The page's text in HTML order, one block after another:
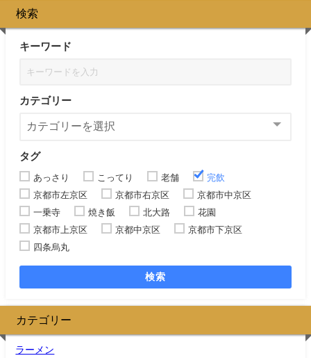
検索
キーワード
カテゴリー
タグ
あっさり こってり 老舗
完飲
京都市左京区
京都市右京区
京都市中京区
一乗寺
焼き飯 北大路
花園
京都市上京区
京都中京区
京都市下京区
四条烏丸
検索
カテゴリー
ラーメン